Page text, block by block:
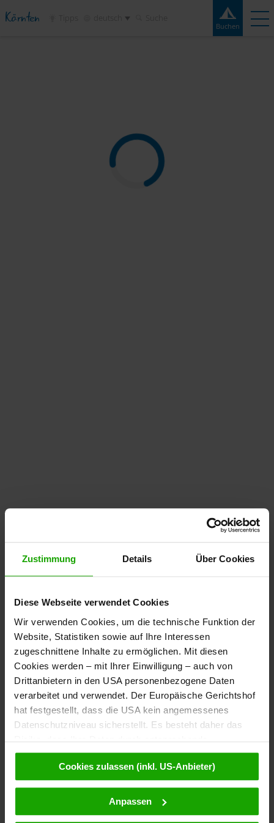
Zustimmung Details Über Cookies
Diese Webseite verwendet Cookies
Wir verwenden Cookies, um die technische Funktion der
Website, Statistiken sowie auf Ihre Interessen
zugeschnittene Inhalte zu ermöglichen. Mit diesen
Cookies werden – mit Ihrer Einwilligung – auch von
Drittanbietern in den USA personenbezogene Daten
verarbeitet und verwendet. Der Europäische Gerichtshof
hat festgestellt, dass die USA kein angemessenes
Datenschutzniveau sicherstellt. Es besteht daher das
Risiko, dass Ihre Daten durch entsprechende
Anordnungen gegenüber den Drittanbietern (z.B. Google,
Meta) dem Zugriff durch US-Behörden zu Kontroll- und
Überwachungszwecken unterliegen und dagegen keine
wirksamen Rechtsbehelfe zur Verfügung stehen. Mit
Ihrem Klick auf „Cookies (inkl. US-Anbietern)
Cookies zulassen (inkl. US-Anbieter)
Anpassen
Kärnten Buchen
Newsletter
eMagazin, den Kärntner Newsletter!
Zur Anmeldung
Touren entdecken
Das Tourenportal Kärnten liefert Routen mit Detail-Informationen
und Tipps rund ums Wandern, Radfahren, Laufen, Klettern, Ski-
Tourengehen, Freeriden oder Motorradfahren.
Anreise